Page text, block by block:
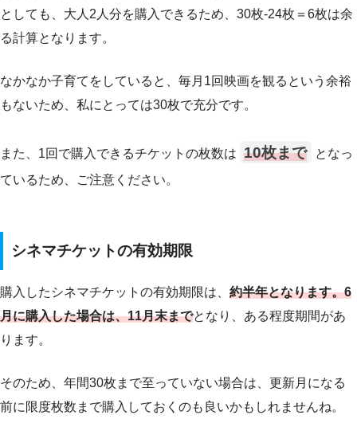
としても、大人2人分を購入できるため、30枚-24枚＝6枚は余
る計算となります。
なかなか子育てをしていると、毎月1回映画を観るという余裕
もないため、私にとっては30枚で充分です。
また、1回で購入できるチケットの枚数は 10枚まで
となっ
ているため、ご注意ください。
シネマチケットの有効期限
購入したシネマチケットの有効期限は、 約半年となります。6
月に購入した場合は、11月末までとなり、ある程度期間があ
ります。
そのため、年間30枚まで至っていない場合は、更新月になる
前に限度枚数まで購入しておくのも良いかもしれませんね。